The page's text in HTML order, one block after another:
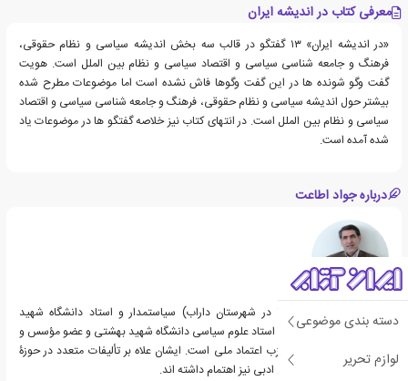
دسته بندی موضوعی
لوازم تحریر
معرفی کتاب در اندیشه ایران
«در اندیشه ایران» ۱۳ گفتگو در قالب سه بخش اندیشه سیاسی و نظام حقوقی،
فرهنگ و جامعه شناسی سیاسی و اقتصاد سیاسی و نظام بین الملل است. هویت
گفت وگو شونده ها در این گفت وگوها فاش نشده است اما موضوعات مطرح شده
بیشتر حول اندیشه سیاسی و نظام حقوقی، فرهنگ و جامعه شناسی سیاسی و اقتصاد
سیاسی و نظام بین الملل است. در انتهای کتاب نیز خلاصه گفتگو ها در موضوعات یاد
شده آمده است.
درباره جواد اطاعت
جواد اطاعت (زاده ۱۳۴۲ در شهرستان داراب) سیاستمدار و استاد دانشگاه شهید
بهشتی است. او هم‌اکنون استاد علوم سیاسی دانشگاه شهید بهشتی و عضو مؤسس و
عضو شوراء اول و دوم حزب اعتماد ملی است. ایشان علاه بر تألیفات متعدد در حوزۀ
تخصصی، در تدوین متون ادبی نیز اهتمام داشته اند.